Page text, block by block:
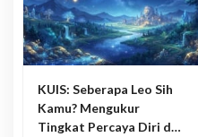
KUIS: Seberapa Leo Sih
Kamu? Mengukur
Tingkat Percaya Diri dan